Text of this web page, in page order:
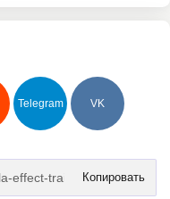
Telegram VK
Копировать